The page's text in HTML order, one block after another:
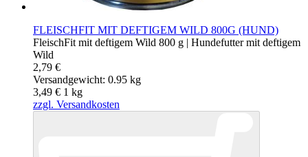
FLEISCHFIT MIT DEFTIGEM WILD 800G (HUND)
FleischFit mit deftigem Wild 800 g | Hundefutter mit deftigem
Wild
2,79 €
Versandgewicht: 0.95 kg
3,49 € 1 kg
zzgl. Versandkosten